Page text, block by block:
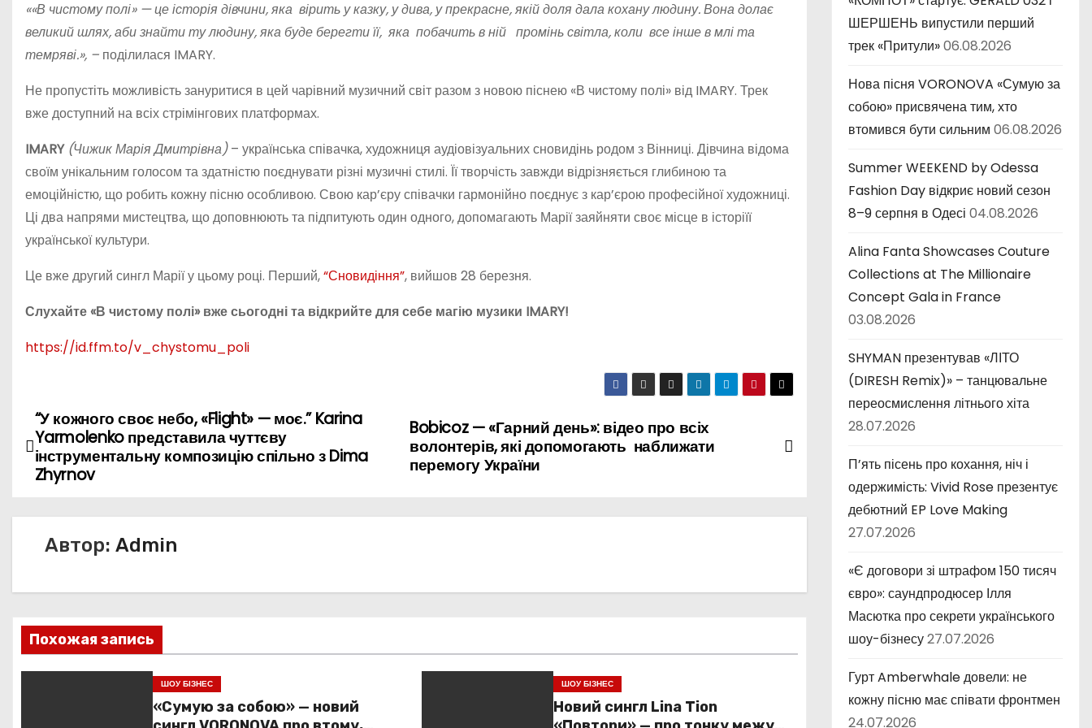
««В чистому полі» — це історія дівчини, яка вірить у казку, у дива, у прекрасне, якій доля дала кохану людину. Вона долає
великий шлях, аби знайти ту людину, яка буде берегти її, яка побачить в ній промінь світла, коли все інше в млі та
темряві.», – поділилася IMARY.
Не пропустіть можливість зануритися в цей чарівний музичний світ разом з новою піснею «В чистому полі» від IMARY. Трек
вже доступний на всіх стрімінгових платформах.
IMARY (Чижик Марія Дмитрівна)– українська співачка, художниця аудіовізуальних сновидінь родом з Вінниці. Дівчина відома
своїм унікальним голосом та здатністю поєднувати різні музичні стилі. Її творчість завжди відрізняється глибиною та
емоційністю, що робить кожну пісню особливою. Свою кар’єру співачки гармонійно поєднує з кар’єрою професійної художниці.
Ці два напрями мистецтва, що доповнюють та підпитують один одного, допомагають Марії заяйняти своє місце в історіїї
української культури.
Це вже другий сингл Марії у цьому році. Перший,“Сновидіння”, вийшов 28 березня.
Слухайте «В чистому полі» вже сьогодні та відкрийте для себе магію музики IMARY!
https://id.ffm.to/v_chystomu_poli
Н
а
а
ц
и
Bobicoz — «Гарний день»: відео про всіх
волонтерів, які допомогають наближати
перемогу України
“У кожного своє небо, «Flight» — моє.” Karina
Yarmolenko представила чуттєву
інструментальну композицію спільно з Dima
Zhyrnov
Автор: Admin
Похожая запись
ШОУ БІЗНЕС
«Сумую за собою» — новий
ШОУ БІЗНЕС
Новий сингл Lina Tion
ШЕРШЕНЬ випустили перший
трек «Притули»06.08.2026
Нова пісня VORONOVA «Сумую за
собою» присвячена тим, хто
втомився бути сильним 06.08.2026
Summer WEEKEND by Odessa
Fashion Day відкриє новий сезон
8–9 серпня в Одесі 04.08.2026
Alina Fanta Showcases Couture
Collections at The Millionaire
Concept Gala in France
03.08.2026
SHYMAN презентував «ЛІТО
(DIRESH Remix)» – танцювальне
переосмислення літнього хіта
28.07.2026
П’ять пісень про кохання, ніч і
одержимість: Vivid Rose презентує
дебютний EP Love Making
27.07.2026
«Є договори зі штрафом 150 тисяч
євро»: саундпродюсер Ілля
Масютка про секрети українського
шоу-бізнесу27.07.2026
Гурт Amberwhale довели: не
кожну пісню має співати фронтмен
24.07.2026